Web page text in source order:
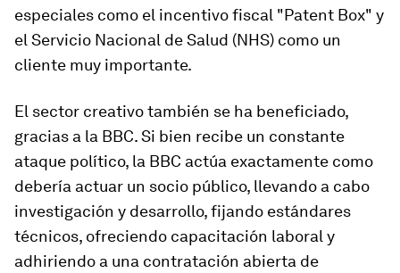
especiales como el incentivo fiscal "Patent Box" y
el Servicio Nacional de Salud (NHS) como un
cliente muy importante.
El sector creativo también se ha beneficiado,
gracias a la BBC. Si bien recibe un constante
ataque político, la BBC actúa exactamente como
debería actuar un socio público, llevando a cabo
investigación y desarrollo, fijando estándares
técnicos, ofreciendo capacitación laboral y
adhiriendo a una contratación abierta de